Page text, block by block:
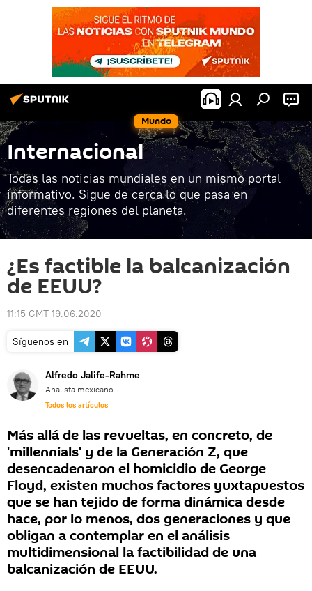
Mundo
Internacional
Todas las noticias mundiales en un mismo portal
informativo. Sigue de cerca lo que pasa en
diferentes regiones del planeta.
¿Es factible la balcanización
de EEUU?
11:15 GMT 19.06.2020
Síguenos en
Alfredo Jalife-Rahme
Analista mexicano
Todos los artículos
Más allá de las revueltas, en concreto, de
'millennials' y de la Generación Z, que
desencadenaron el homicidio de George
Floyd, existen muchos factores yuxtapuestos
que se han tejido de forma dinámica desde
hace, por lo menos, dos generaciones y que
obligan a contemplar en el análisis
multidimensional la factibilidad de una
balcanización de EEUU.